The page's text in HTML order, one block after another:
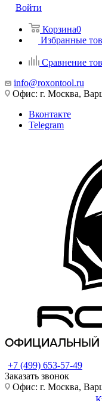
Войти
Корзина0
Избранные
Сравнение
info@roxontool.ru
Офис: г. Москва,
Вконтакте
Telegram
+7 (499) 653-57-49
Заказать звонок
Офис: г. Москва,